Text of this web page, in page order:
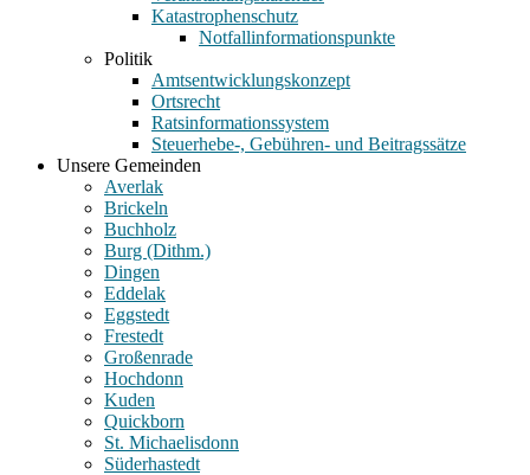
Katastrophenschutz
Notfallinformationspunkte
Politik
Amtsentwicklungskonzept
Ortsrecht
Ratsinformationssystem
Steuerhebe-, Gebühren- und Beitragssätze
Unsere Gemeinden
Averlak
Brickeln
Buchholz
Burg (Dithm.)
Dingen
Eddelak
Eggstedt
Frestedt
Großenrade
Hochdonn
Kuden
Quickborn
St. Michaelisdonn
Süderhastedt